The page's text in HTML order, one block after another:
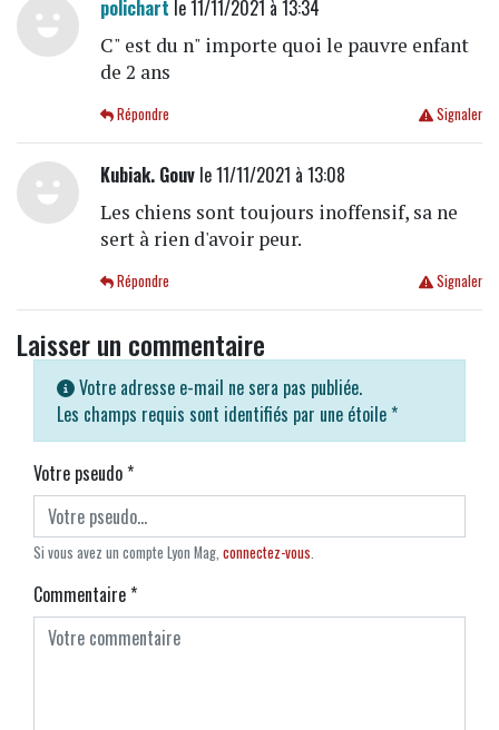
polichart le 11/11/2021 à 13:34
C" est du n" importe quoi le pauvre enfant
de 2 ans
Signaler
Répondre
Kubiak. Gouvle 11/11/2021 à 13:08
Les chiens sont toujours inoffensif, sa ne
sert à rien d'avoir peur.
Signaler
Répondre
Laisser un commentaire
Votre adresse e-mail ne sera pas publiée.
Les champs requis sont identifiés par une étoile *
Votre pseudo*
Si vous avez un compte Lyon Mag, connectez-vous.
Commentaire*